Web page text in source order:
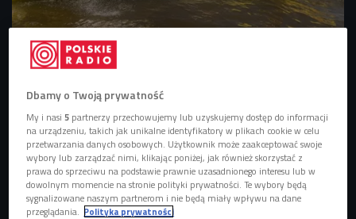
Wodnym w Nieporęcie/Fot. M. Kulik
"W jeziorze jak na basenie. W morzu jest żywioł"
Garmin Rescue Heroes to cykl imprez, które odbywają się
na wodach śródlądowych, ale International Polish Rescue
Cup został zorganizowany nad morzem: w Mielenku, na
"przedmieściach" Mielna- opowiada dziennikarz Czwórki
Dbamy o Twoją prywatność
My i nasi5 partnerzy przechowujemy lub uzyskujemy dostęp do informacji
na urządzeniu, takich jak unikalne identyfikatory w plikach cookie w celu
przetwarzania danych osobowych. Użytkownik może zaakceptować swoje
wybory lub zarządzać nimi, klikając poniżej, jak również skorzystać z
prawa do sprzeciwu na podstawie prawnie uzasadnionego interesu lub w
dowolnym momencie na stronie polityki prywatności. Te wybory będą
sygnalizowane naszym partnerom i nie będą miały wpływu na dane
przeglądania. Polityka prywatności